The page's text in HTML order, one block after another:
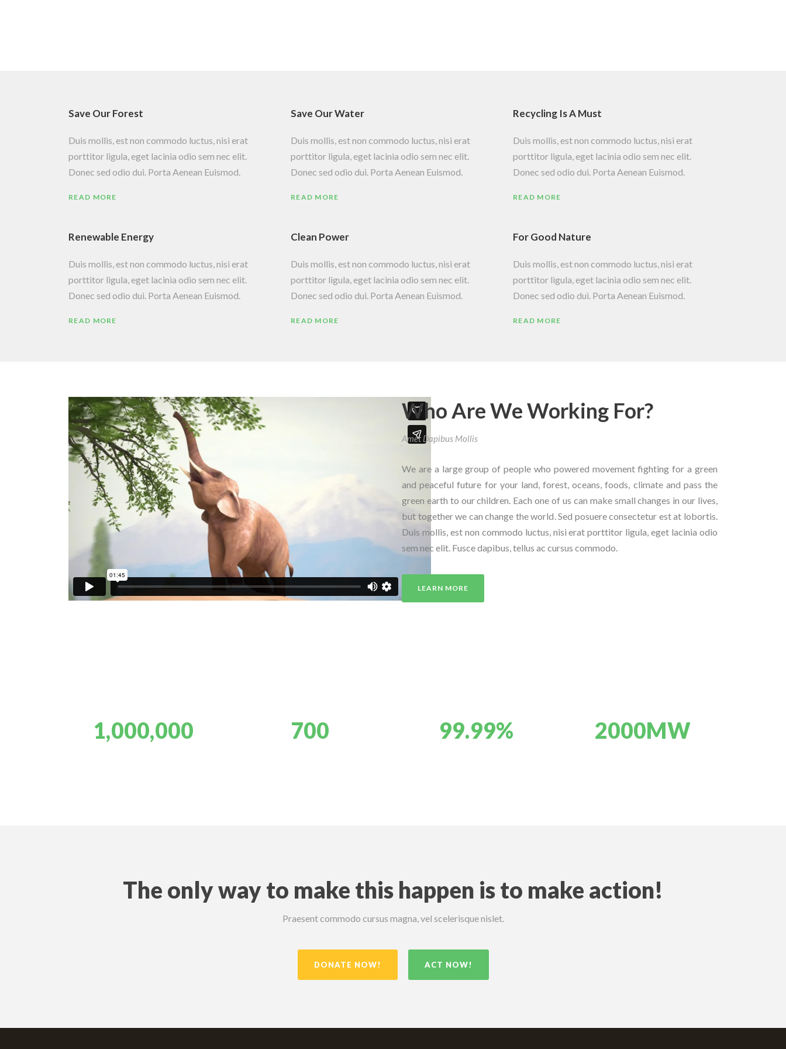
Save Our Forest
Duis mollis, est non commodo luctus, nisi erat
porttitor ligula, eget lacinia odio sem nec elit.
Donec sed odio dui. Porta Aenean Euismod.
READ MORE
Save Our Water
Duis mollis, est non commodo luctus, nisi erat
porttitor ligula, eget lacinia odio sem nec elit.
Donec sed odio dui. Porta Aenean Euismod.
READ MORE
Recycling Is A Must
Duis mollis, est non commodo luctus, nisi erat
porttitor ligula, eget lacinia odio sem nec elit.
Donec sed odio dui. Porta Aenean Euismod.
READ MORE
Renewable Energy
Duis mollis, est non commodo luctus, nisi erat
porttitor ligula, eget lacinia odio sem nec elit.
Donec sed odio dui. Porta Aenean Euismod.
READ MORE
Clean Power
Duis mollis, est non commodo luctus, nisi erat
porttitor ligula, eget lacinia odio sem nec elit.
Donec sed odio dui. Porta Aenean Euismod.
READ MORE
For Good Nature
Duis mollis, est non commodo luctus, nisi erat
porttitor ligula, eget lacinia odio sem nec elit.
Donec sed odio dui. Porta Aenean Euismod.
READ MORE
Who Are We Working For?
Amet Dapibus Mollis
We are a large group of people who powered movement fighting for a green
and peaceful future for your land, forest, oceans, foods, climate and pass the
green earth to our children. Each one of us can make small changes in our lives,
but together we can change the world. Sed posuere consectetur est at lobortis.
Duis mollis, est non commodo luctus, nisi erat porttitor ligula, eget lacinia odio
sem nec elit. Fusce dapibus, tellus ac cursus commodo.
LEARN MORE
1,000,000 700 99.99% 2000MW
The only way to make this happen is to make action!
Praesent commodo cursus magna, vel scelerisque nislet.
DONATE NOW! ACT NOW!